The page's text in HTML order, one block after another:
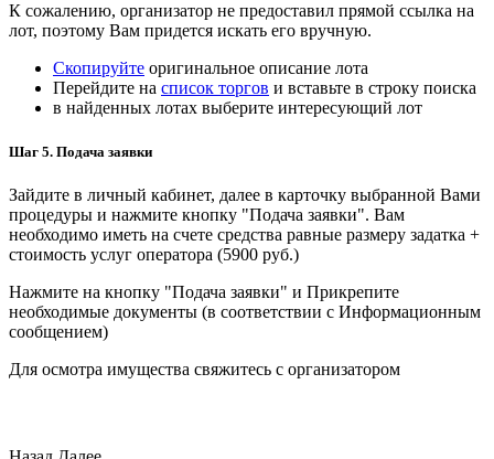
К сожалению, организатор не предоставил прямой ссылка на
лот, поэтому Вам придется искать его вручную.
Скопируйте оригинальное описание лота
Перейдите на список торгов и вставьте в строку поиска
в найденных лотах выберите интересующий лот
Шаг 5. Подача заявки
Зайдите в личный кабинет, далее в карточку выбранной Вами
процедуры и нажмите кнопку "Подача заявки". Вам
необходимо иметь на счете средства равные размеру задатка +
стоимость услуг оператора (5900 руб.)
Нажмите на кнопку "Подача заявки" и Прикрепите
необходимые документы (в соответствии с Информационным
сообщением)
Для осмотра имущества свяжитесь с организатором